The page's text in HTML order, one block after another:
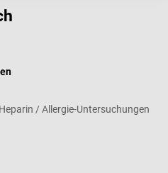
/ Allergie-Untersuchungen